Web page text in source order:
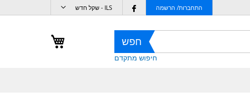
ILS - שקל חדש התחברות/ הרשמה
Facebook
חפש
חיפוש מתקדם